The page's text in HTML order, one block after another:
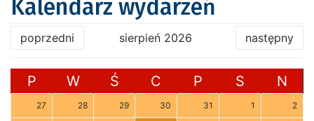
Kalendarz wydarzeń
poprzedni sierpień 2026 następny
P W Ś C P S N
27 28 29 30 31 1 2